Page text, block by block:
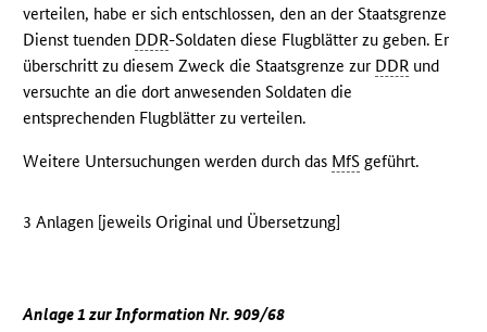
verteilen, habe er sich entschlossen, den an der Staatsgrenze
Dienst tuenden DDR-Soldaten diese Flugblätter zu geben. Er
überschritt zu diesem Zweck die Staatsgrenze zur DDR und
versuchte an die dort anwesenden Soldaten die
entsprechenden Flugblätter zu verteilen.
Weitere Untersuchungen werden durch das MfS geführt.
3 Anlagen [jeweils Original und Übersetzung]
Anlage 1 zur Information Nr. 909/68